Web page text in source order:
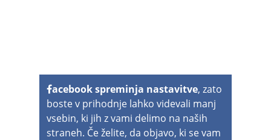
acebook spreminja nastavitve, zato
boste v prihodnje lahko videvali manj
vsebin, ki jih z vami delimo na naših
straneh. Če želite, da objavo, ki se vam